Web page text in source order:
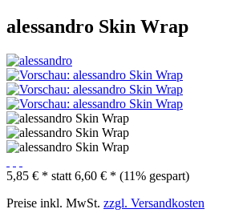
alessandro Skin Wrap
5,85 € * statt 6,60 € * (11% gespart)
Preise inkl. MwSt. zzgl. Versandkosten